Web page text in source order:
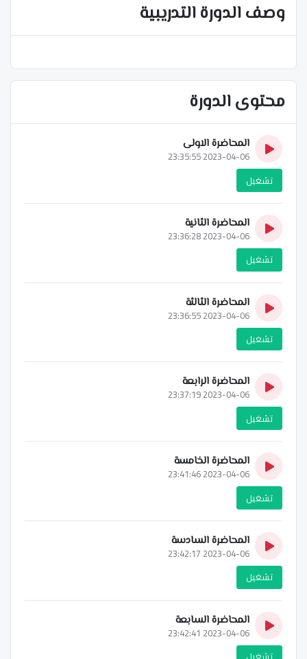
وصف الدورة التدريبية
محتوى الدورة
المحاضرة الاولى
2023-04-06 23:35:55
تشغيل
المحاضرة الثانية
2023-04-06 23:36:28
تشغيل
المحاضرة الثالثة
2023-04-06 23:36:55
تشغيل
المحاضرة الرابعة
2023-04-06 23:37:19
تشغيل
المحاضرة الخامسة
2023-04-06 23:41:46
تشغيل
المحاضرة السادسة
2023-04-06 23:42:17
تشغيل
المحاضرة السابعة
2023-04-06 23:42:41